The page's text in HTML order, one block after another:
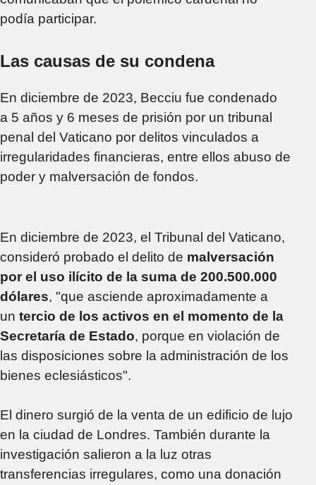
podía participar.
Las causas de su condena
En diciembre de 2023, Becciu fue condenado
a 5 años y 6 meses de prisión por un tribunal
penal del Vaticano por delitos vinculados a
irregularidades financieras, entre ellos abuso de
poder y malversación de fondos.
En diciembre de 2023, el Tribunal del Vaticano,
consideró probado el delito de malversación
por el uso ilícito de la suma de 200.500.000
dólares, "que asciende aproximadamente a
un tercio de los activos en el momento de la
Secretaría de Estado, porque en violación de
las disposiciones sobre la administración de los
bienes eclesiásticos".
El dinero surgió de la venta de un edificio de lujo
en la ciudad de Londres. También durante la
investigación salieron a la luz otras
transferencias irregulares, como una donación